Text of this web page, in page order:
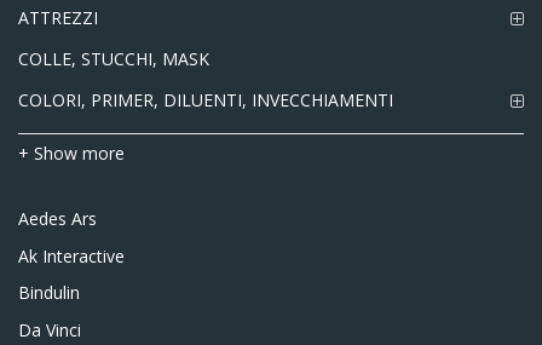
ATTREZZI
COLLE, STUCCHI, MASK
COLORI, PRIMER, DILUENTI, INVECCHIAMENTI
+ Show more
Aedes Ars
Ak Interactive
Bindulin
Da Vinci